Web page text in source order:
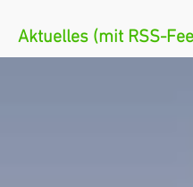
Aktuelles (mit RSS-